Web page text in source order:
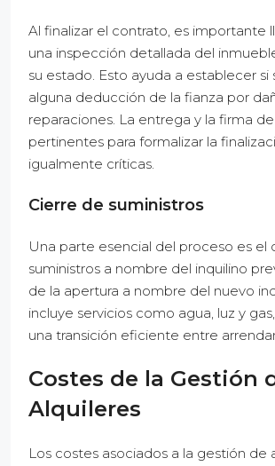
Al finalizar el contrato, es importante
una inspección detallada del
su estado. Esto ayuda a establecer si
alguna deducción de la fianza por
reparaciones. La entrega y la firma
pertinentes para formalizar la
igualmente críticas.
Cierre de suministros
Una parte esencial del proceso es el
suministros a nombre del inquilino
de la apertura a nombre del nuevo
incluye servicios como agua, luz y
una transición eficiente entre
Costes de la Gestión
Alquileres
Los costes asociados a la gestión de